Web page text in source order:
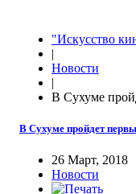
"Искусство
|
Новости
|
В Сухуме
В Сухуме пройдет
26 Март, 2018
Новости